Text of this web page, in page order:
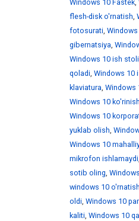
Windows 10 Fastek,
flesh-disk o'rnatish,
fotosurati,
gibernatsiya,
Windows 10 ish stoli
qoladi, Windows 10
klaviatura, Windows
Windows 10
Windows 10
yuklab olish,
Windows 10
mikrofon ishlamaydi,
sotib oling,
windows 10 o'rnatish
oldi, Windows 10
kaliti, Windows 10